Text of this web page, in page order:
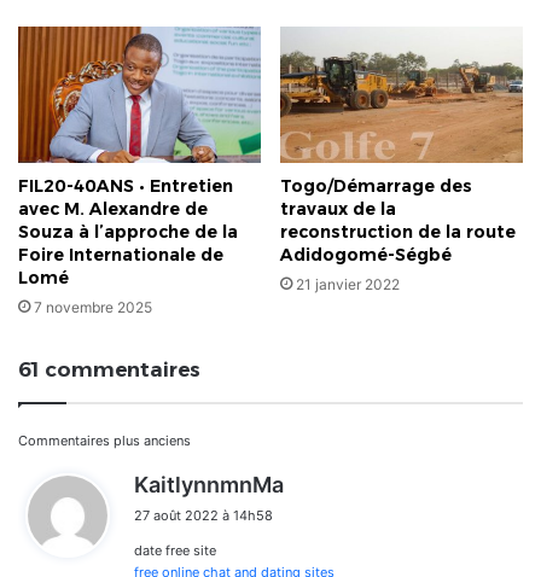
FIL20-40ANS • Entretien
avec M. Alexandre de
Souza à l’approche de la
Foire Internationale de
Lomé
7 novembre 2025
Togo/Démarrage des
travaux de la
reconstruction de la route
Adidogomé-Ségbé
21 janvier 2022
61 commentaires
Navigation
dans
les
Commentaires plus anciens
KaitlynnmnMa
:
27 août 2022 à 14h58
date free site
free online chat and dating sites